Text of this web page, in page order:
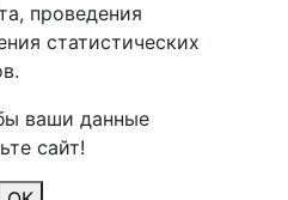
© Арбен
проведения
статистических
ваши данные
сайт!